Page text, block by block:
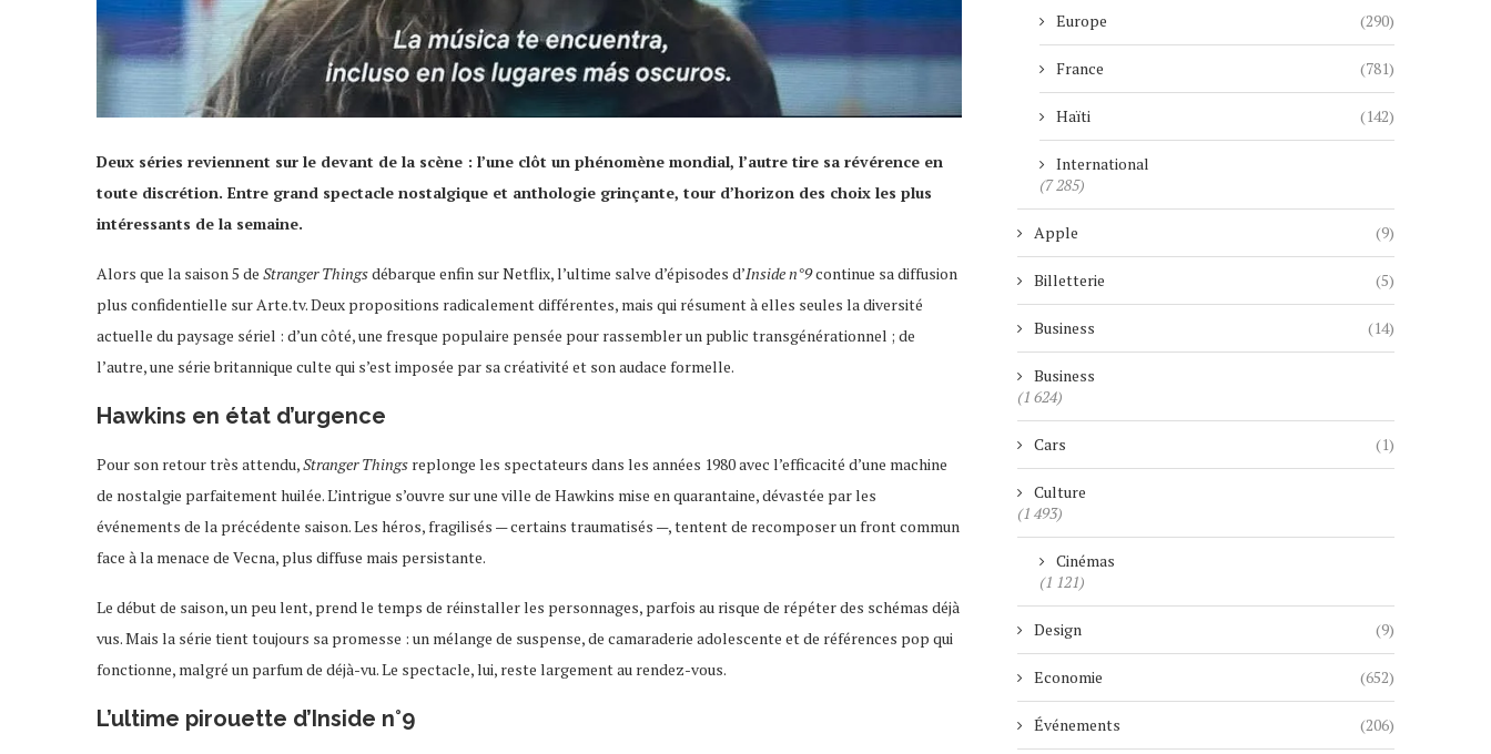
Deux séries reviennent sur le devant de la scène : l’une clôt un phénomène mondial, l’autre tire sa révérence en
toute discrétion. Entre grand spectacle nostalgique et anthologie grinçante, tour d’horizon des choix les plus
intéressants de la semaine.
Alors que la saison 5 de Stranger Thingsdébarque enfin sur Netflix, l’ultime salve d’épisodes d’Inside n°9continue sa diffusion
plus confidentielle sur Arte.tv. Deux propositions radicalement différentes, mais qui résument à elles seules la diversité
actuelle du paysage sériel : d’un côté, une fresque populaire pensée pour rassembler un public transgénérationnel ; de
l’autre, une série britannique culte qui s’est imposée par sa créativité et son audace formelle.
Hawkins en état d’urgence
Pour son retour très attendu,Stranger Things replonge les spectateurs dans les années 1980 avec l’efficacité d’une machine
de nostalgie parfaitement huilée. L’intrigue s’ouvre sur une ville de Hawkins mise en quarantaine, dévastée par les
événements de la précédente saison. Les héros, fragilisés — certains traumatisés —, tentent de recomposer un front commun
face à la menace de Vecna, plus diffuse mais persistante.
Le début de saison, un peu lent, prend le temps de réinstaller les personnages, parfois au risque de répéter des schémas déjà
vus. Mais la série tient toujours sa promesse : un mélange de suspense, de camaraderie adolescente et de références pop qui
fonctionne, malgré un parfum de déjà-vu. Le spectacle, lui, reste largement au rendez-vous.
L’ultime pirouette d’Inside n°9
Europe (290)
France (781)
Haïti (142)
International
(7 285)
Apple (9)
Billetterie (5)
Business (14)
Business
(1 624)
Cars (1)
Culture
(1 493)
Cinémas
(1 121)
Design (9)
Economie (652)
Événements (206)